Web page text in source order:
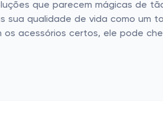
que parecem mágicas de
sua qualidade de vida como um
os acessórios certos, ele pode